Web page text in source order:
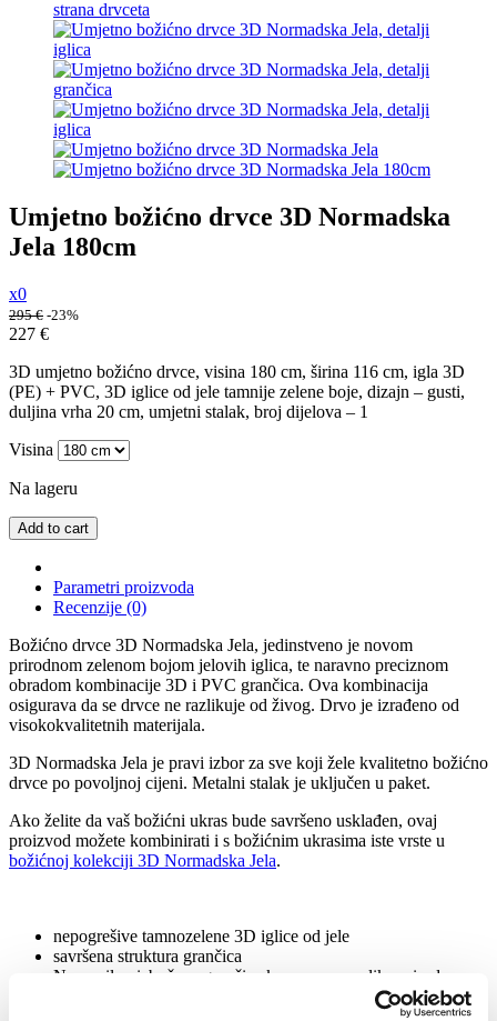
Umjetno božićno drvce 3D Normadska
Jela 180cm
x0
295€ -23%
227 €
3D umjetno božićno drvce, visina 180 cm, širina 116 cm, igla 3D
(PE) + PVC, 3D iglice od jele tamnije zelene boje, dizajn – gusti,
duljina vrha 20 cm, umjetni stalak, broj dijelova – 1
Visina
Na lageru
Add to cart
Parametri proizvoda
Recenzije (0)
Božićno drvce 3D Normadska Jela, jedinstveno je novom
prirodnom zelenom bojom jelovih iglica, te naravno preciznom
obradom kombinacije 3D i PVC grančica. Ova kombinacija
osigurava da se drvce ne razlikuje od živog. Drvo je izrađeno od
visokokvalitetnih materijala.
3D Normadska Jela je pravi izbor za sve koji žele kvalitetno božićno
drvce po povoljnoj cijeni. Metalni stalak je uključen u paket.
Ako želite da vaš božićni ukras bude savršeno usklađen, ovaj
proizvod možete kombinirati i s božićnim ukrasima iste vrste u
božićnoj kolekciji 3D Normadska Jela.
nepogrešive tamnozelene 3D iglice od jele
savršena struktura grančica
Nepravilno izbočene grančice kao prava preslika prirode
sklopivi sustav kišobrana – za savršen oblik stabla
Stablo se u sredini nadopunjuje klasičnim zelenim PVC